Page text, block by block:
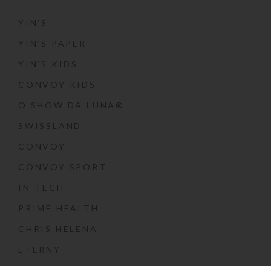
YIN’S
YIN’S PAPER
YIN’S KIDS
CONVOY KIDS
O SHOW DA LUNA®
SWISSLAND
CONVOY
CONVOY SPORT
IN-TECH
PRIME HEALTH
CHRIS HELENA
ETERNY